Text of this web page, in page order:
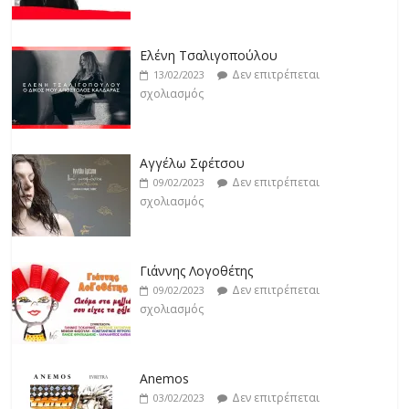
19/02/2023
Δεν επιτρέπεται
σχολιασμός
18/02/2023
Δεν επιτρέπεται
σχολιασμός
Ελένη Τσαλιγοπούλου
13/02/2023
Δεν επιτρέπεται
σχολιασμός
Αγγέλω Σφέτσου
09/02/2023
Δεν επιτρέπεται
σχολιασμός
Γιάννης Λογοθέτης
09/02/2023
Δεν επιτρέπεται
σχολιασμός
Anemos
03/02/2023
Δεν επιτρέπεται